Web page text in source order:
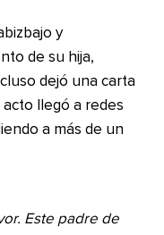
y
de su hija,
dejó una carta
llegó a redes
a más de un
Este padre de